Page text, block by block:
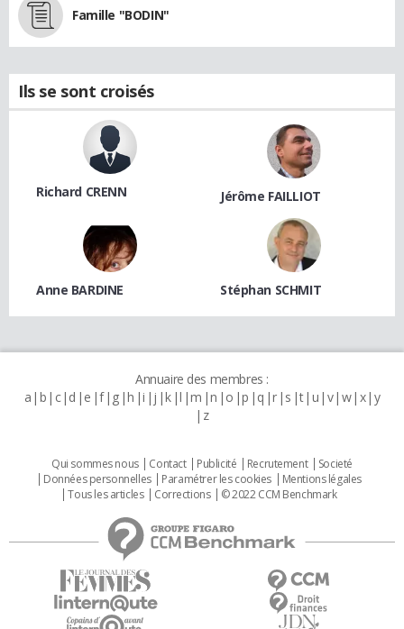
Famille "BODIN"
Ils se sont croisés
Richard CRENN Jérôme FAILLIOT
Anne BARDINE Stéphan SCHMIT
Annuaire des membres :
a b c d e f g h i j k l m n o p q r s t u v w x y
z
Qui sommes nous Contact Publicité Recrutement
Societé
Données personnelles
Paramétrer les cookies
Mentions légales
Tous les articles
Corrections © 2022 CCM Benchmark